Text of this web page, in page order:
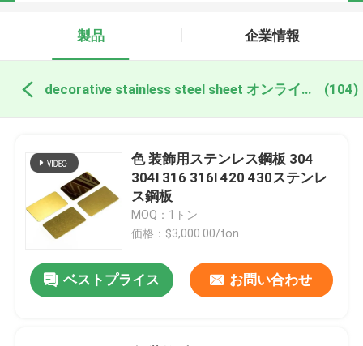
製品 企業情報
decorative stainless steel sheet オンライン製造 (104)
色 装飾用ステンレス鋼板 304
304l 316 316l 420 430ステンレ
ス鋼板
MOQ：1トン
価格：$3,000.00/ton
ベストプライス お問い合わせ